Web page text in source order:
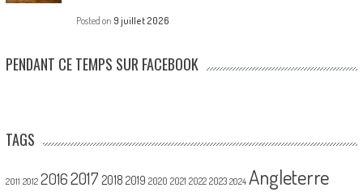
Posted on 9 juillet 2026
PENDANT CE TEMPS SUR FACEBOOK
TAGS
2011 2012 20162017 2018 2019 2020 2021 2022 2023 2024 Angleterre